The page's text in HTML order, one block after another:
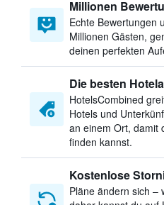
Millionen
Echte Bewertungen
Millionen Gästen,
deinen perfekten
Die besten
HotelsCombined
Hotels und
an einem Ort, damit
finden kannst.
Kostenlose
Pläne ändern sich –